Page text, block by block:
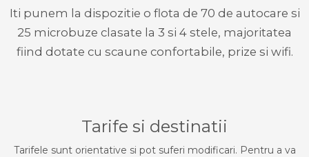
Iti punem la dispozitie o flota de 70 de autocare si
25 microbuze clasate la 3 si 4 stele, majoritatea
fiind dotate cu scaune confortabile, prize si wifi.
Tarife si destinatii
Tarifele sunt orientative si pot suferi modificari. Pentru a va